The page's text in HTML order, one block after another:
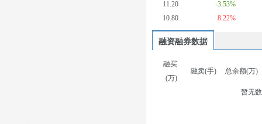
11.20
-3.53%
10.80
8.22%
融资融券数据
融买
(万)
融卖(手) 总余额(万)
暂无